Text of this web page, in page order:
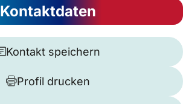
Kontaktdaten
Kontakt speichern
Profil drucken